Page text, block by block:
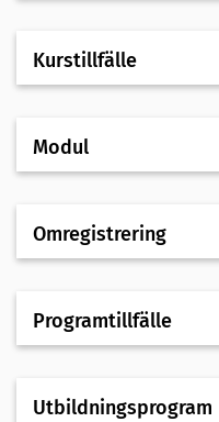
Kurstillfälle
Modul
Omregistrering
Programtillfälle
Utbildningsprogram